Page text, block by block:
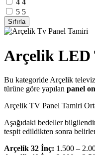
4 4
5 5
Arçelik LED
Bu kategoride Arçelik
türüne göre yapılan panel
Arçelik TV Panel Tamiri
Aşağıdaki bedeller
tespit edildikten sonra
Arçelik 32 İnç: 1.500 –